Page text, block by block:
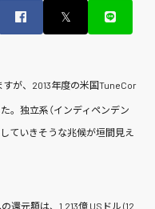
𝕏
が、2013年度の米国TuneCor
。独立系（インディペンデン
ていきそうな兆候が垣間見え
還元額は、1.213億 USドル (12